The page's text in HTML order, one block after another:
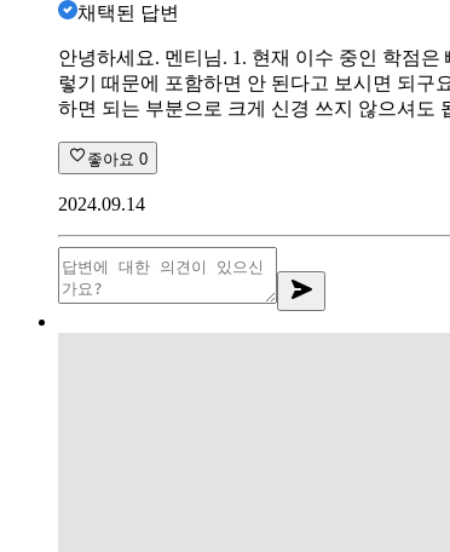
채택된 답변
안녕하세요. 멘티님. 1. 현재 이수 중인 학점
렇기 때문에 포함하면 안 된다고 보시면 되구
하면 되는 부분으로 크게 신경 쓰지 않으셔도
좋아요 0
2024.09.14